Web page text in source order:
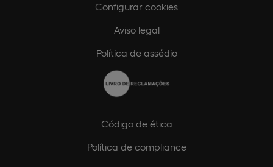
Configurar cookies
Aviso legal
Política de assédio
Código de ética
Política de compliance